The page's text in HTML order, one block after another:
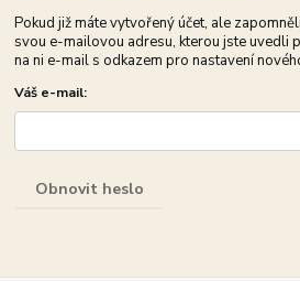
Pokud již máte vytvořený účet, ale
svou e-mailovou adresu, kterou jste uvedli
na ni e-mail s odkazem pro nastavení
Váš e-mail:
Obnovit heslo